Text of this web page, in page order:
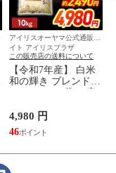
アイリスオーヤマ公式通販サ
イト アイリスプラザ
この販売店の送料について
【令和7年産】 白米
和の輝き ブレンド米
剤入り 米 お米 低温
製法米 アイリスオー
ヤマ [食品]
4,980 円
46